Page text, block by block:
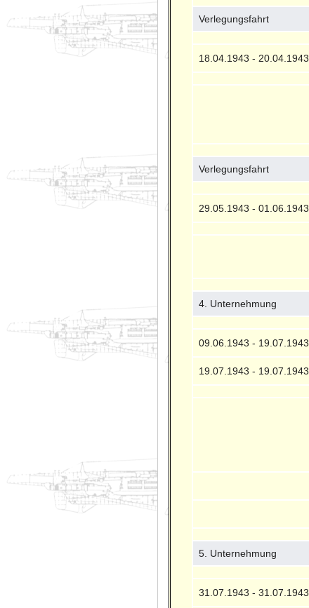
Verlegungsfahrt
18.04.1943 - 20.04.1943
Verlegungsfahrt
29.05.1943 - 01.06.1943
4. Unternehmung
09.06.1943 - 19.07.1943
19.07.1943 - 19.07.1943
5. Unternehmung
31.07.1943 - 31.07.1943